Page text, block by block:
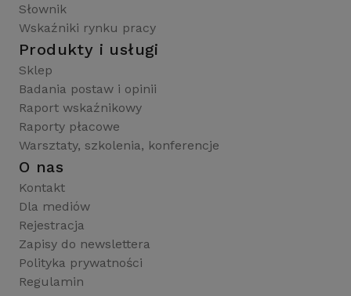
Słownik
Wskaźniki rynku pracy
Produkty i usługi
Sklep
Badania postaw i opinii
Raport wskaźnikowy
Raporty płacowe
Warsztaty, szkolenia, konferencje
O nas
Kontakt
Dla mediów
Rejestracja
Zapisy do newslettera
Polityka prywatności
Regulamin